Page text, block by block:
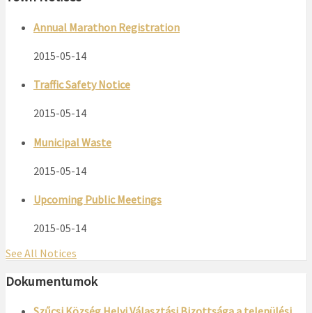
Annual Marathon Registration
2015-05-14
Traffic Safety Notice
2015-05-14
Municipal Waste
2015-05-14
Upcoming Public Meetings
2015-05-14
See All Notices
Dokumentumok